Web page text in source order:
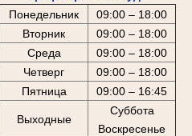
Понедельник
09:00 – 18:00
Вторник
09:00 – 18:00
Среда
09:00 – 18:00
Четверг
09:00 – 18:00
Пятница
09:00 – 16:45
Выходные
Суббота
Воскресенье